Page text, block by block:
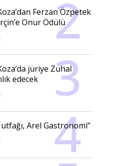
Ferzan Özpetek
Onur Ödülü
jüriye Zuhal
edecek
Arel Gastronomi”